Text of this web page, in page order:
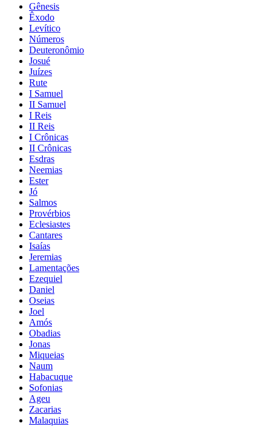
Gênesis
Êxodo
Levítico
Números
Deuteronômio
Josué
Juízes
Rute
I Samuel
II Samuel
I Reis
II Reis
I Crônicas
II Crônicas
Esdras
Neemias
Ester
Jó
Salmos
Provérbios
Eclesiastes
Cantares
Isaías
Jeremias
Lamentações
Ezequiel
Daniel
Oseias
Joel
Amós
Obadias
Jonas
Miqueias
Naum
Habacuque
Sofonias
Ageu
Zacarias
Malaquias